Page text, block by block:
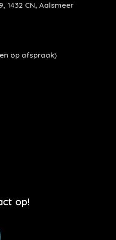
1432 CN, Aalsmeer
op afspraak)
op!